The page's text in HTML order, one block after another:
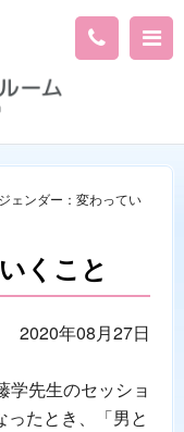
ジェンダー：変わってい
くこと
2020年08月27日
学先生のセッショ
たとき、「男と